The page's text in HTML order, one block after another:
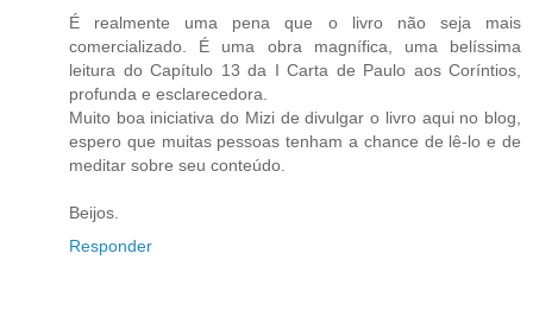
É realmente uma pena que o livro não seja mais
comercializado. É uma obra magnífica, uma belíssima
leitura do Capítulo 13 da I Carta de Paulo aos Coríntios,
profunda e esclarecedora.
Muito boa iniciativa do Mizi de divulgar o livro aqui no blog,
espero que muitas pessoas tenham a chance de lê-lo e de
meditar sobre seu conteúdo.
Beijos.
Responder